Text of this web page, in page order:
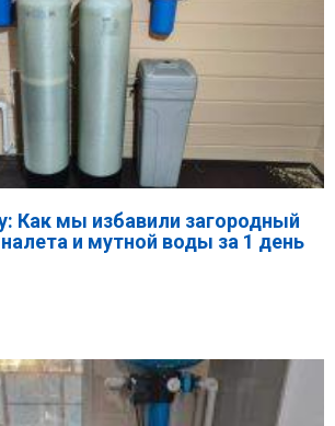
Как мы избавили загородный
и мутной воды за 1 день